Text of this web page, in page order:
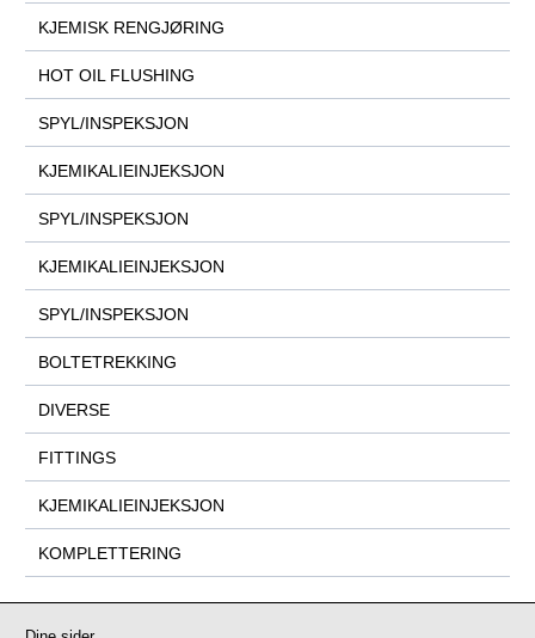
KJEMISK RENGJØRING
HOT OIL FLUSHING
SPYL/INSPEKSJON
KJEMIKALIEINJEKSJON
SPYL/INSPEKSJON
KJEMIKALIEINJEKSJON
SPYL/INSPEKSJON
BOLTETREKKING
DIVERSE
FITTINGS
KJEMIKALIEINJEKSJON
KOMPLETTERING